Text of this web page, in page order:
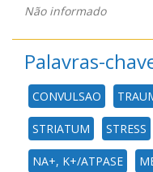
Não informado
Palavras-
CONVULSAO
STRIATUM STRESS
NA+, K+/ATPASE